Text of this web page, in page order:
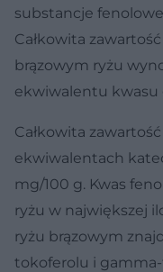
substancje
Całkowita
brązowym ryżu
ekwiwalentu kwasu
Całkowita
ekwiwalentach
mg/100 g. Kwas
ryżu w największej
ryżu brązowym
tokoferolu i